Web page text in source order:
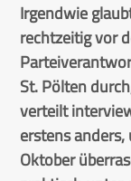
Irgendwie
rechtzeitig vor
St. Pölten
verteilt
erstens
Oktober